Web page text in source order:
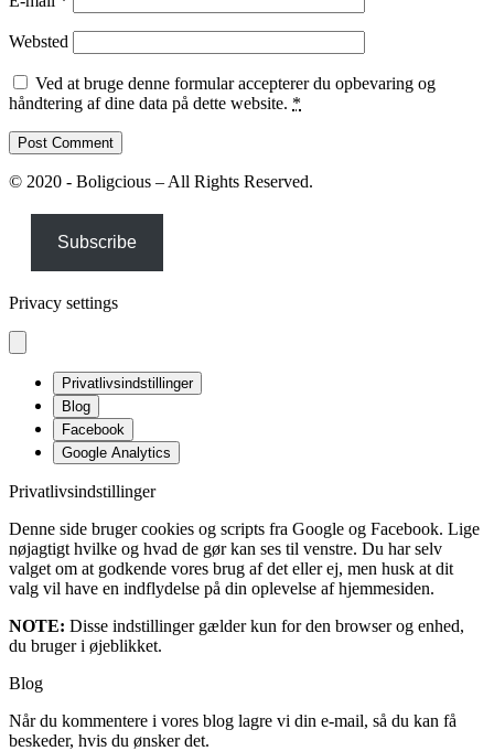
Websted
Ved at bruge denne formular accepterer du opbevaring og
håndtering af dine data på dette website. *
© 2020 - Boligcious – All Rights Reserved.
Subscribe
Privacy settings
Privatlivsindstillinger
Blog
Facebook
Google Analytics
Privatlivsindstillinger
Denne side bruger cookies og scripts fra Google og Facebook. Lige
nøjagtigt hvilke og hvad de gør kan ses til venstre. Du har selv
valget om at godkende vores brug af det eller ej, men husk at dit
valg vil have en indflydelse på din oplevelse af hjemmesiden.
NOTE: Disse indstillinger gælder kun for den browser og enhed,
du bruger i øjeblikket.
Blog
Når du kommentere i vores blog lagre vi din e-mail, så du kan få
beskeder, hvis du ønsker det.